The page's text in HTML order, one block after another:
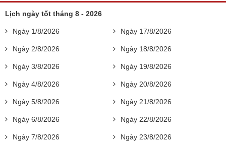
Lịch ngày tốt tháng 8 - 2026
Ngày 1/8/2026
Ngày 2/8/2026
Ngày 3/8/2026
Ngày 4/8/2026
Ngày 5/8/2026
Ngày 6/8/2026
Ngày 7/8/2026
Ngày 17/8/2026
Ngày 18/8/2026
Ngày 19/8/2026
Ngày 20/8/2026
Ngày 21/8/2026
Ngày 22/8/2026
Ngày 23/8/2026